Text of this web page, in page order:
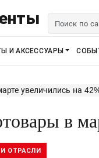
И АКСЕССУАРЫ
в
ОТРАСЛИ